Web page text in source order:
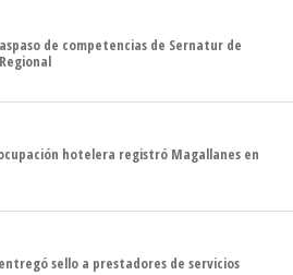
de competencias de Sernatur de
hotelera registró Magallanes en
sello a prestadores de servicios